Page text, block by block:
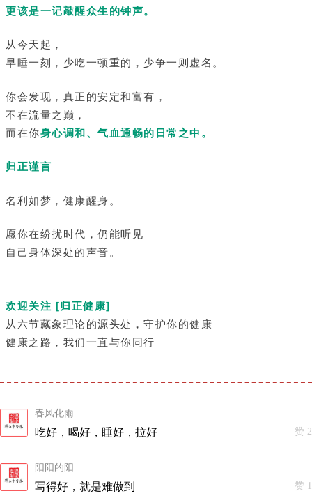
更该是一记敲醒众生的钟声。
从今天起，
早睡一刻，少吃一顿重的，少争一则虚名。
你会发现，真正的安定和富有，
不在流量之巅，
而在你身心调和、气血通畅的日常之中。
归正谨言
名利如梦，健康醒身。
愿你在纷扰时代，仍能听见
自己身体深处的声音。
欢迎关注 [归正健康]
从六节藏象理论的源头处，守护你的健康
健康之路，我们一直与你同行
春风化雨
吃好，喝好，睡好，拉好 赞 2
阳阳的阳
写得好，就是难做到 赞 1